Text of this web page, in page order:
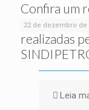
22 de dezembro de
Confira um
ações
realizadas
Leia